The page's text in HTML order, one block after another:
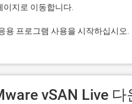
용 프로그램 사용을 시작하십시오.
vSAN Live 다